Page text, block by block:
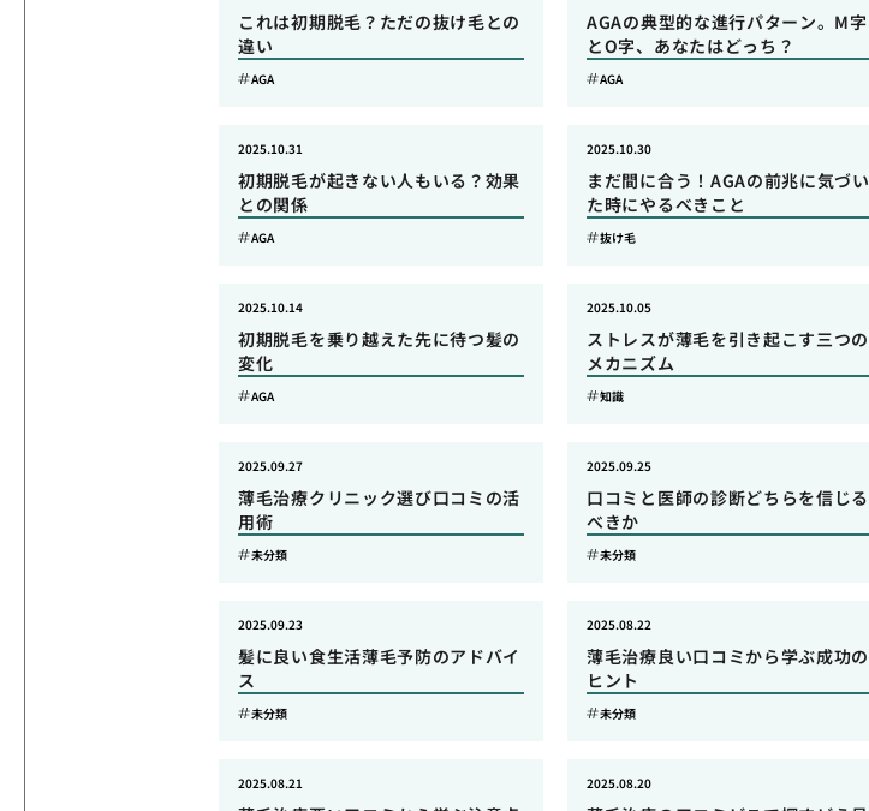
これは初期脱毛？ただの抜け毛との
違い
AGA
AGAの典型的な進行パターン。M字
とO字、あなたはどっち？
AGA
初期脱毛が起きない人もいる？効果
との関係
2025.10.31
AGA
まだ間に合う！AGAの前兆に気づい
た時にやるべきこと
2025.10.30
抜け毛
初期脱毛を乗り越えた先に待つ髪の
変化
2025.10.14
AGA
ストレスが薄毛を引き起こす三つの
メカニズム
2025.10.05
知識
薄毛治療クリニック選び口コミの活
用術
2025.09.27
未分類
口コミと医師の診断どちらを信じる
べきか
2025.09.25
未分類
髪に良い食生活薄毛予防のアドバイ
ス
2025.09.23
未分類
薄毛治療良い口コミから学ぶ成功の
ヒント
2025.08.22
未分類
2025.08.21 2025.08.20